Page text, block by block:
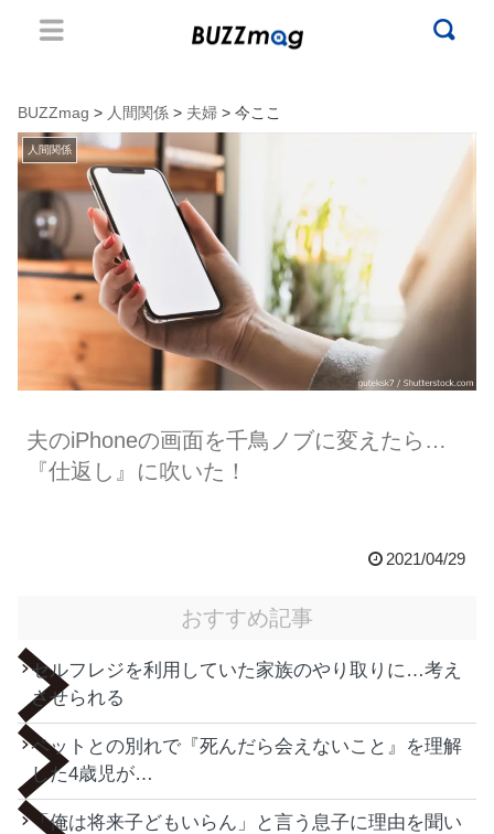
BUZZmag > 人間関係 > 夫婦 > 今ここ
人間関係
夫のiPhoneの画面を千鳥ノブに変えたら…
『仕返し』に吹いた！
2021/04/29
おすすめ記事
セルフレジを利用していた家族のやり取りに…考え
させられる
ペットとの別れで『死んだら会えないこと』を理解
した4歳児が…
「俺は将来子どもいらん」と言う息子に理由を聞い